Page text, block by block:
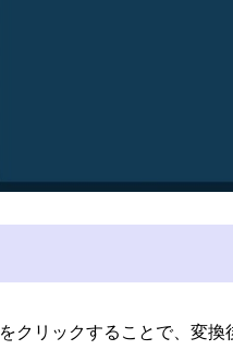
をクリックすることで、変